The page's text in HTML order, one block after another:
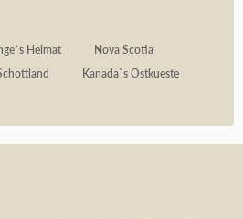
Heimat
Nova Scotia
Kanada`s Ostkueste